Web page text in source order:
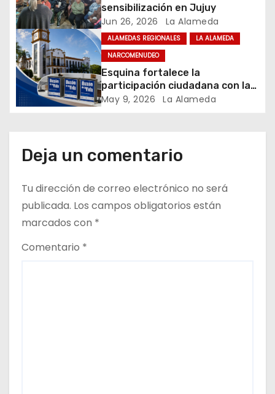
n
t
r
a
s
sensibilización en Jujuy
Jun 26, 2026 La Alameda
ALAMEDAS REGIONALES
LA ALAMEDA
NARCOMENUDEO
Esquina fortalece la
participación ciudadana con la
implementación de los
May 9, 2026 La Alameda
Deja un comentario
Tu dirección de correo electrónico no será
publicada. Los campos obligatorios están
marcados con *
Comentario *